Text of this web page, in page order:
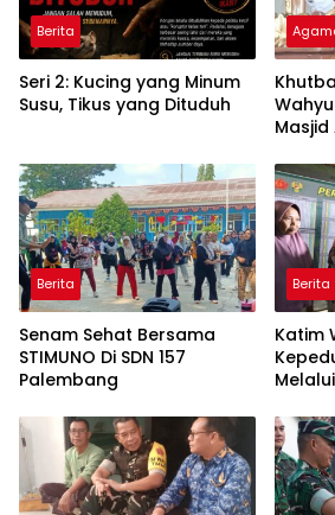
Berita
Seri 2: Kucing yang Minum
Susu, Tikus yang Dituduh
Berita
Senam Sehat Bersama
STIMUNO Di SDN 157
Palembang
Berita
Katim